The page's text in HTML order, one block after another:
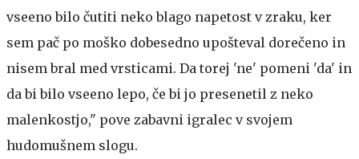
vseeno bilo čutiti neko blago napetost v zraku, ker
sem pač po moško dobesedno upošteval dorečeno in
nisem bral med vrsticami. Da torej 'ne' pomeni 'da' in
da bi bilo vseeno lepo, če bi jo presenetil z neko
malenkostjo," pove zabavni igralec v svojem
hudomušnem slogu.